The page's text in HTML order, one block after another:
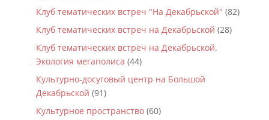
Клуб тематических встреч "На Декабрьской" (82)
Клуб тематических встреч на Декабрьской (28)
Клуб тематических встреч на Декабрьской.
Экология мегаполиса (44)
Культурно-досуговый центр на Большой
Декабрьской (91)
Культурное пространство(60)